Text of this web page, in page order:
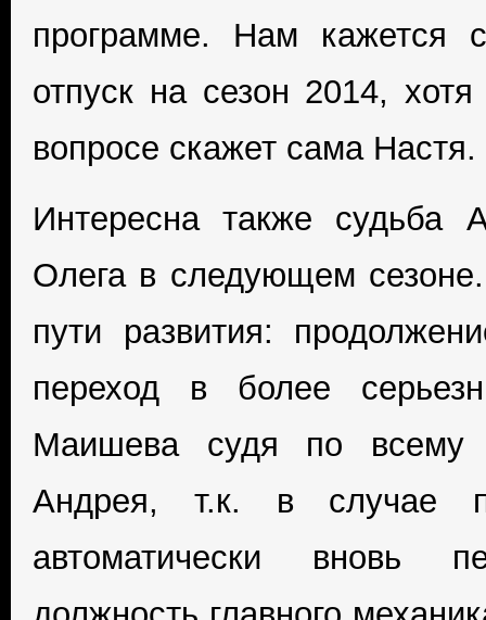
программе. Нам кажется
отпуск на сезон 2014,
вопросе скажет сама Настя.
Интересна также судьба
Олега в следующем
пути развития:
переход в более
Маишева судя по всему
Андрея, т.к. в случае
автоматически вновь